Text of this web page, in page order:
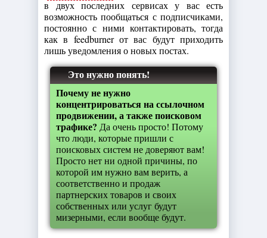
в двух последних сервисах у вас есть
возможность пообщаться с подписчиками,
постоянно с ними контактировать, тогда
как в feedburner от вас будут приходить
лишь уведомления о новых постах.
Это нужно понять!
Почему не нужно
концентрироваться на ссылочном
продвижении, а также поисковом
трафике? Да очень просто! Потому
что люди, которые пришли с
поисковых систем не доверяют вам!
Просто нет ни одной причины, по
которой им нужно вам верить, а
соответственно и продаж
партнерских товаров и своих
собственных или услуг будут
мизерными, если вообще будут.